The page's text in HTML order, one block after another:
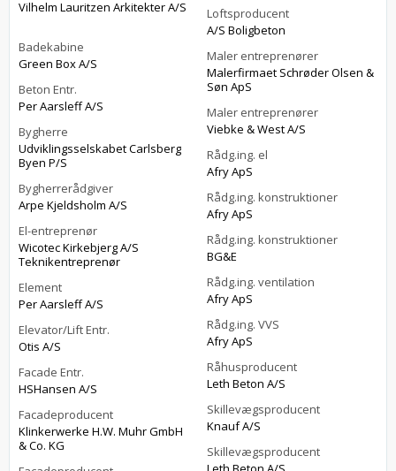
Vilhelm Lauritzen Arkitekter A/S
Badekabine
Green Box A/S
Beton Entr.
Per Aarsleff A/S
Bygherre
Udviklingsselskabet Carlsberg
Byen P/S
Bygherrerådgiver
Arpe Kjeldsholm A/S
El-entreprenør
Wicotec Kirkebjerg A/S
Teknikentreprenør
Element
Per Aarsleff A/S
Elevator/Lift Entr.
Otis A/S
Facade Entr.
HSHansen A/S
Facadeproducent
Klinkerwerke H.W. Muhr GmbH
& Co. KG
Loftsproducent
A/S Boligbeton
Maler entreprenører
Malerfirmaet Schrøder Olsen &
Søn ApS
Maler entreprenører
Viebke & West A/S
Rådg.ing. el
Afry ApS
Rådg.ing. konstruktioner
Afry ApS
Rådg.ing. konstruktioner
BG&E
Rådg.ing. ventilation
Afry ApS
Rådg.ing. VVS
Afry ApS
Råhusproducent
Leth Beton A/S
Skillevægsproducent
Knauf A/S
Skillevægsproducent